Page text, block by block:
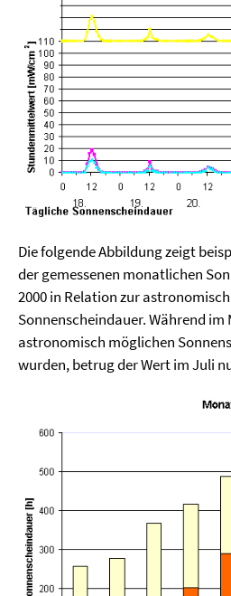
Die folgende Abbildung zeigt
der gemessenen monatlichen
2000 in Relation zur
Sonnenscheindauer. Während im
astronomisch möglichen
wurden, betrug der Wert im Juli